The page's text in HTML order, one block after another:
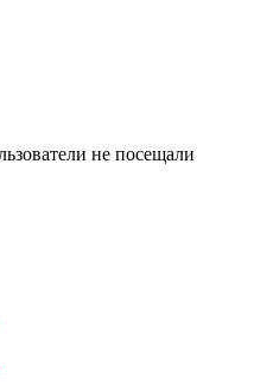
не посещали